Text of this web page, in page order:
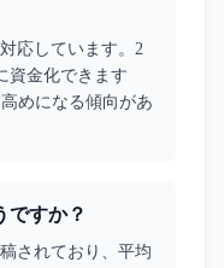
応しています。2
資金化できます
めになる傾向があ
ですか？
されており、平均